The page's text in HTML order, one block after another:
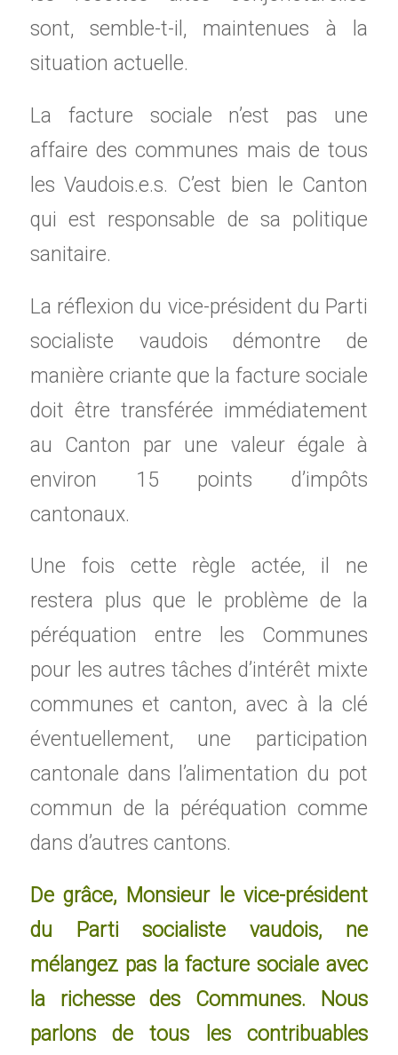
sont, semble-t-il, maintenues à la
situation actuelle.
La facture sociale n’est pas une
affaire des communes mais de tous
les Vaudois.e.s. C’est bien le Canton
qui est responsable de sa politique
sanitaire.
La réflexion du vice-président du Parti
socialiste vaudois démontre de
manière criante que la facture sociale
doit être transférée immédiatement
au Canton par une valeur égale à
environ 15 points d’impôts
cantonaux.
Une fois cette règle actée, il ne
restera plus que le problème de la
péréquation entre les Communes
pour les autres tâches d’intérêt mixte
communes et canton, avec à la clé
éventuellement, une participation
cantonale dans l’alimentation du pot
commun de la péréquation comme
dans d’autres cantons.
De grâce, Monsieur le vice-président
du Parti socialiste vaudois, ne
mélangez pas la facture sociale avec
la richesse des Communes. Nous
parlons de tous les contribuables